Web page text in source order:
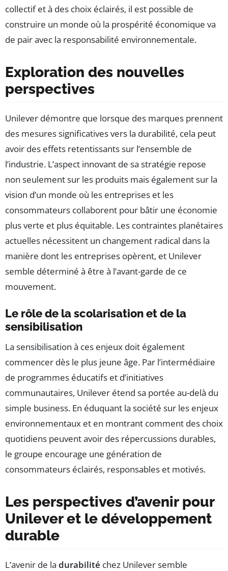
collectif et à des choix éclairés, il est possible de
construire un monde où la prospérité économique va
de pair avec la responsabilité environnementale.
Exploration des nouvelles
perspectives
Unilever démontre que lorsque des marques prennent
des mesures significatives vers la durabilité, cela peut
avoir des effets retentissants sur l’ensemble de
l’industrie. L’aspect innovant de sa stratégie repose
non seulement sur les produits mais également sur la
vision d’un monde où les entreprises et les
consommateurs collaborent pour bâtir une économie
plus verte et plus équitable. Les contraintes planétaires
actuelles nécessitent un changement radical dans la
manière dont les entreprises opèrent, et Unilever
semble déterminé à être à l’avant-garde de ce
mouvement.
Le rôle de la scolarisation et de la
sensibilisation
La sensibilisation à ces enjeux doit également
commencer dès le plus jeune âge. Par l’intermédiaire
de programmes éducatifs et d’initiatives
communautaires, Unilever étend sa portée au-delà du
simple business. En éduquant la société sur les enjeux
environnementaux et en montrant comment des choix
quotidiens peuvent avoir des répercussions durables,
le groupe encourage une génération de
consommateurs éclairés, responsables et motivés.
Les perspectives d’avenir pour
Unilever et le développement
durable
L’avenir de la durabilité chez Unilever semble